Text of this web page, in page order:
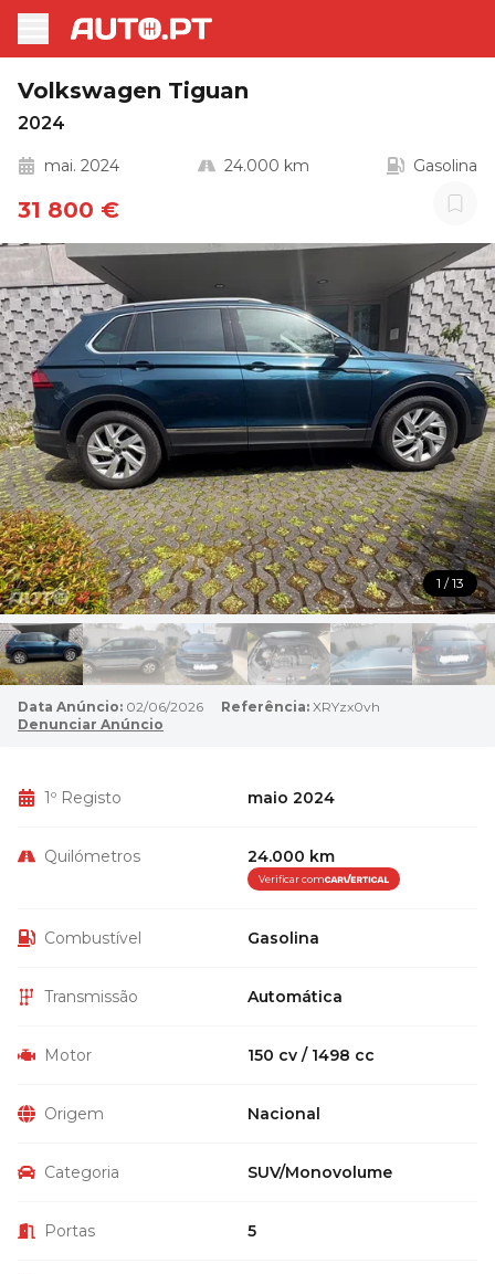
Volkswagen Tiguan
2024
mai. 2024 24.000 km Gasolina
31 800 €
1 / 13
Data Anúncio: 02/06/2026 Referência: XRYzx0vh
Denunciar Anúncio
1º Registo maio 2024
Quilómetros 24.000 km
Verificar com
Combustível Gasolina
Transmissão Automática
Motor 150 cv / 1498 cc
Origem Nacional
Categoria SUV/Monovolume
Portas 5